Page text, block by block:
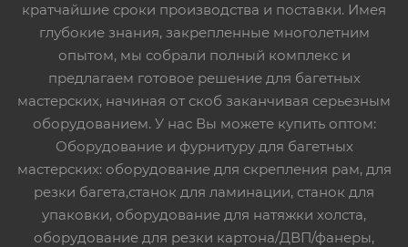
кратчайшие сроки производства и поставки. Имея
глубокие знания, закрепленные многолетним
опытом, мы собрали полный комплекс и
предлагаем готовое решение для багетных
мастерских, начиная от скоб заканчивая серьезным
оборудованием. У нас Вы можете купить оптом:
Оборудование и фурнитуру для багетных
мастерских: оборудование для скрепления рам, для
резки багета,станок для ламинации, станок для
упаковки, оборудование для натяжки холста,
оборудование для резки картона/ДВП/фанеры,